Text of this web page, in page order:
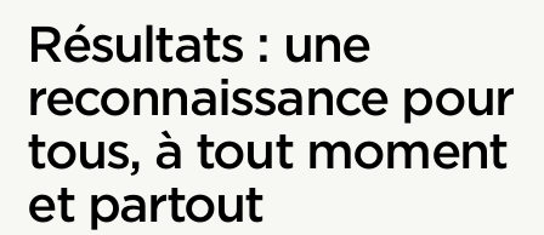
Résultats : une
reconnaissance pour
tous, à tout moment
et partout